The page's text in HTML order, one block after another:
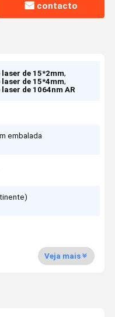
contacto
de 15*2mm,
de 15*4mm,
de 1064nm AR
embalada
Veja mais